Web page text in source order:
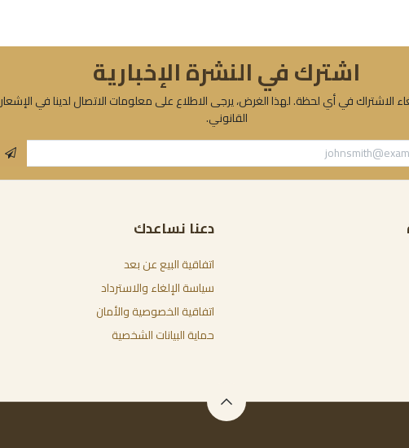
اشترك في النشرة الإخبارية
الاشتراك في أي لحظة. لهذا الغرض، يرجى الاطلاع على معلومات الاتصال لدينا في الإشعار
القانوني.
دعنا نساعدك
اتفاقية البيع عن بعد
سياسة الإلغاء والاسترداد
اتفاقية الخصوصية والأمان
حماية البيانات الشخصية